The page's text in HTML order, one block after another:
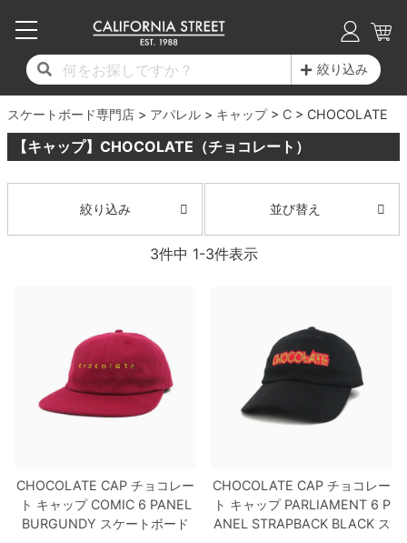
絞り込み
スケートボード専門店 アパレル キャップ C CHOCOLATE
【キャップ】CHOCOLATE（チョコレート）
絞り込み 並び替え
3件中 1-3件表示
CHOCOLATE CAP チョコレー
ト キャップCOMIC 6 PANEL
BURGUNDY スケートボード
CHOCOLATE CAP チョコレー
ト キャップPARLIAMENT 6 P
ANEL STRAPBACKBLACKス
17時までのご注文は当日発送！
11,000円以上で送料無料！
毎月1日はポイント5倍！10日と20日は3倍！
コンプリートセット（完成品）
デッキ
17時までのご注文は当日発送！
11,000円以上で送料無料！
毎月1日はポイント5倍！10日と20日は3倍！
デッキ新着一覧
デッキブランド一覧（全てのデッキ）
サイズからデッキを選ぶ
子供用デッキ
7.0inch以下
7.2inch
7.8inch
8.0inch
8.1inch
17時までのご注文は当日発送！
11,000円以上で送料無料！
毎月1日はポイント5倍！10日と20日は3倍！
トラック新着一覧
トラックブランド一覧（全てのトラック）
適合デッキサイズから選ぶ
7.0inch以下
7.2inch
7.3inch
7.9inch
8.1inch
8.2inch
17時までのご注文は当日発送！
11,000円以上で送料無料！
毎月1日はポイント5倍！10日と20日は3倍！
ウィール新着一覧
ウィールブランド一覧（全てのウィール）
ウィールをサイズから選ぶ
50mm
51mm
52mm
57mm
59mm
60mm
ボーンズ XF（エックスフォーミュラ）
ボーンズ STF（エスティーエフ）
ラ）
ソフトウィール（クルーザー）
ベアリング
デッキテープ
パーツ・その他
17時までのご注文は当日発送！
11,000円以上で送料無料！
毎月1日はポイント5倍！10日と20日は3倍！
シューズ新着一覧
シューズブランド一覧
シューズをサイズから選ぶ
20cm
21cm
22cm
24.5cm
25.5cm
26cm
インソール
シューレース・その他
17時までのご注文は当日発送！
11,000円以上で送料無料！
毎月1日はポイント5倍！10日と20日は3倍！
Tシャツ
ロングスリーブTシャツ
トレーナー・セーター
パンツ
長袖ボタンシャツ
17時までのご注文は当日発送！
11,000円以上で送料無料！
毎月1日はポイント5倍！10日と20日は3倍！
最新ブログ一覧
カテゴリー
17時までのご注文は当日発送！
11,000円以上で送料無料！
毎月1日はポイント5倍！10日と20日は3倍！
初心者の方へ
ブランド紹介
INFO
17時までのご注文は当日発送！
11,000円以上で送料無料！
毎月1日はポイント5倍！10日と20日は3倍！
店舗情報
ショップライダー紹介
求人情報
プライバシーポリシー